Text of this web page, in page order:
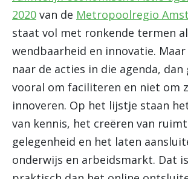
2020 van de Metropoolregio
staat vol met ronkende termen
wendbaarheid en innovatie.
naar de acties in die agenda,
vooral om faciliteren en niet om
innoveren. Op het lijstje staan
van kennis, het creëren van
gelegenheid en het laten
onderwijs en arbeidsmarkt. Dat